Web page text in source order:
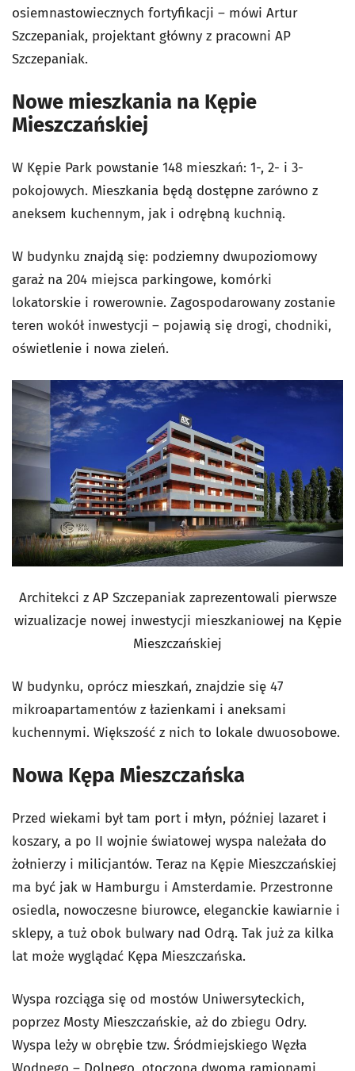
osiemnastowiecznych fortyfikacji – mówi Artur
Szczepaniak, projektant główny z pracowni AP
Szczepaniak.
Nowe mieszkania na Kępie
Mieszczańskiej
W Kępie Park powstanie 148 mieszkań: 1-, 2- i 3-
pokojowych. Mieszkania będą dostępne zarówno z
aneksem kuchennym, jak i odrębną kuchnią.
W budynku znajdą się: podziemny dwupoziomowy
garaż na 204 miejsca parkingowe, komórki
lokatorskie i rowerownie. Zagospodarowany zostanie
teren wokół inwestycji – pojawią się drogi, chodniki,
oświetlenie i nowa zieleń.
Architekci z AP Szczepaniak zaprezentowali pierwsze
wizualizacje nowej inwestycji mieszkaniowej na Kępie
Mieszczańskiej
W budynku, oprócz mieszkań, znajdzie się 47
mikroapartamentów z łazienkami i aneksami
kuchennymi. Większość z nich to lokale dwuosobowe.
Nowa Kępa Mieszczańska
Przed wiekami był tam port i młyn, później lazaret i
koszary, a po II wojnie światowej wyspa należała do
żołnierzy i milicjantów. Teraz na Kępie Mieszczańskiej
ma być jak w Hamburgu i Amsterdamie. Przestronne
osiedla, nowoczesne biurowce, eleganckie kawiarnie i
sklepy, a tuż obok bulwary nad Odrą. Tak już za kilka
lat może wyglądać Kępa Mieszczańska.
Wyspa rozciąga się od mostów Uniwersyteckich,
poprzez Mosty Mieszczańskie, aż do zbiegu Odry.
Wyspa leży w obrębie tzw. Śródmiejskiego Węzła